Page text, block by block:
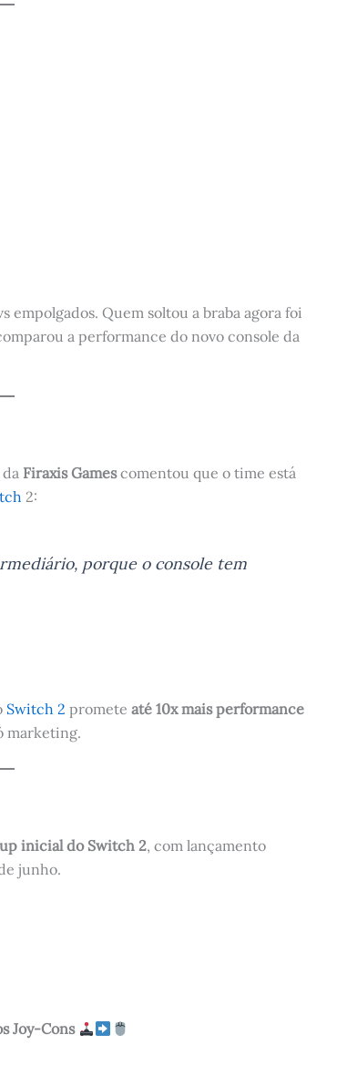
empolgados. Quem soltou a braba agora foi
a performance do novo console da
Firaxis Gamescomentou que o time está
2:
porque o console tem
Switch 2 promete até 10x mais performance
marketing.
inicial do Switch 2, com lançamento
junho.
Joy-Cons